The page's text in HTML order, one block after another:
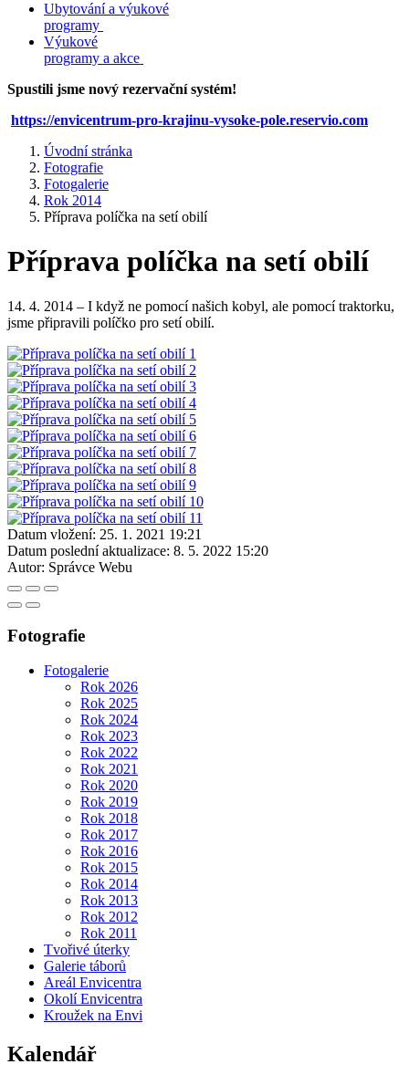
Ubytování a výukové
programy
Výukové
programy a akce
Spustili jsme nový rezervační systém!
https://envicentrum-pro-krajinu-vysoke-pole.reservio.com
Úvodní stránka
Fotografie
Fotogalerie
Rok 2014
Příprava políčka na setí obilí
Příprava políčka na setí obilí
14. 4. 2014 – I když ne pomocí našich kobyl, ale pomocí traktorku,
jsme připravili políčko pro setí obilí.
Datum vložení: 25. 1. 2021 19:21
Datum poslední aktualizace: 8. 5. 2022 15:20
Autor: Správce Webu
Fotografie
Fotogalerie
Rok 2026
Rok 2025
Rok 2024
Rok 2023
Rok 2022
Rok 2021
Rok 2020
Rok 2019
Rok 2018
Rok 2017
Rok 2016
Rok 2015
Rok 2014
Rok 2013
Rok 2012
Rok 2011
Tvořivé úterky
Galerie táborů
Areál Envicentra
Okolí Envicentra
Kroužek na Envi
Kalendář